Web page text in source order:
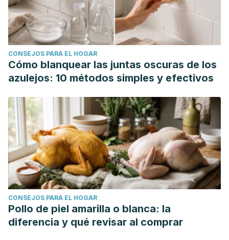
CONSEJOS PARA EL HOGAR
Cómo blanquear las juntas oscuras de los
azulejos: 10 métodos simples y efectivos
CONSEJOS PARA EL HOGAR
Pollo de piel amarilla o blanca: la
diferencia y qué revisar al comprar